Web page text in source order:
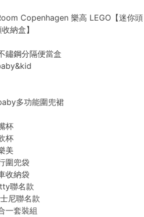
Copenhagen 樂高 LEGO【迷你頭
納盒】
鏽鋼分隔便當盒
多功能圍兜裙
杯
杯
美
圍兜袋
收納袋
聯名款
尼聯名款
一套裝組